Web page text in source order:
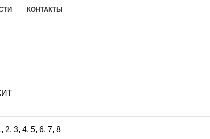
КОНТАКТЫ
, 2, 3, 4, 5, 6, 7, 8